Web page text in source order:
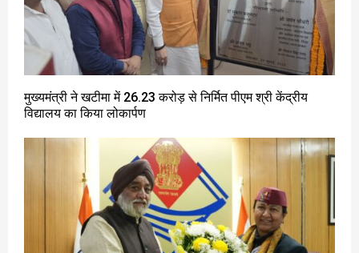
मुख्यमंत्री ने खटीमा में 26.23 करोड़ से निर्मित पीएम श्री केंद्रीय
विद्यालय का किया लोकार्पण